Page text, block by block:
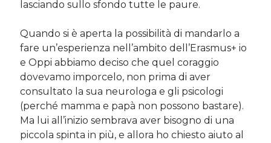
lasciando sullo sfondo tutte le paure.
Quando si è aperta la possibilità di mandarlo a
fare un’esperienza nell’ambito dell’Erasmus+ io
e Oppi abbiamo deciso che quel coraggio
dovevamo imporcelo, non prima di aver
consultato la sua neurologa e gli psicologi
(perché mamma e papà non possono bastare).
Ma lui all’inizio sembrava aver bisogno di una
piccola spinta in più, e allora ho chiesto aiuto al